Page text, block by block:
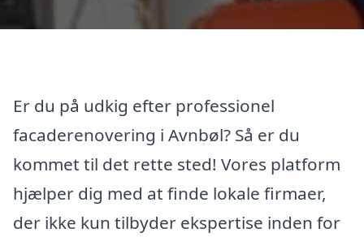
Er du på udkig efter professionel
facaderenovering i Avnbøl? Så er du
kommet til det rette sted! Vores platform
hjælper dig med at finde lokale firmaer,
der ikke kun tilbyder ekspertise inden for